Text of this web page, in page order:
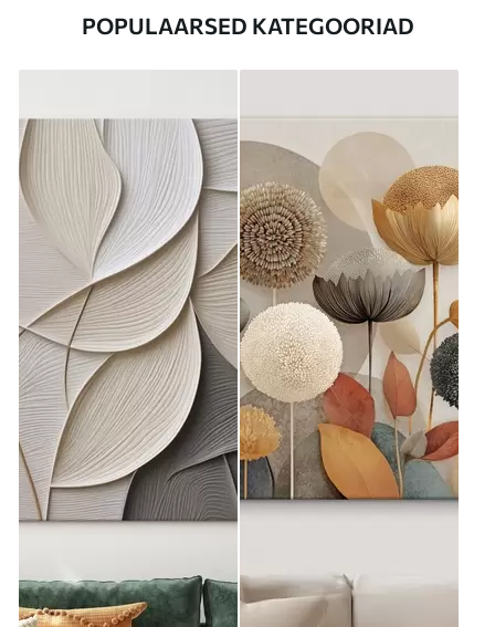
POPULAARSED KATEGOORIAD